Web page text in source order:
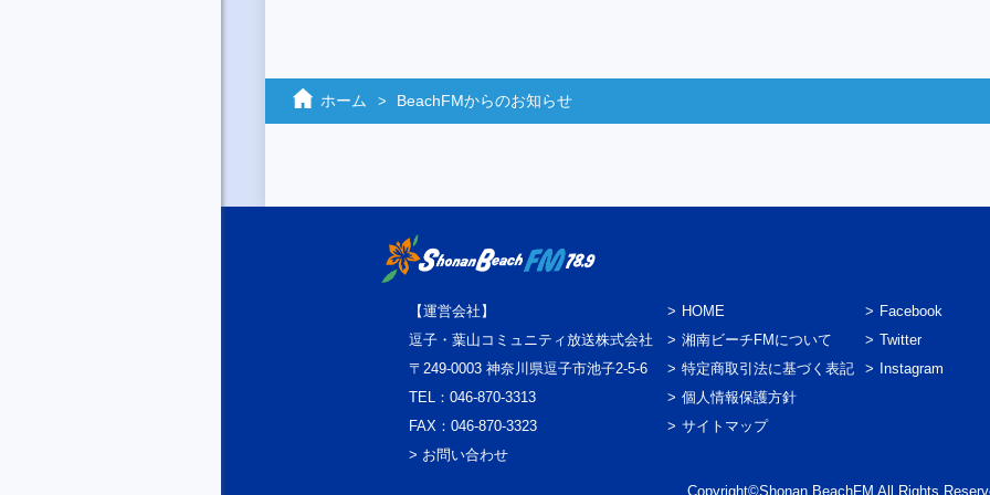
ホーム BeachFMからのお知らせ
【運営会社】
逗子・葉山コミュニティ放送株式会社
〒249-0003 神奈川県逗子市池子2-5-6
TEL：046-870-3313
FAX：046-870-3323
> お問い合わせ
HOME
湘南ビーチFMについて
特定商取引法に基づく表記
個人情報保護方針
サイトマップ
Facebook
Twitter
Instagram
Copyright©Shonan BeachFM All Rights